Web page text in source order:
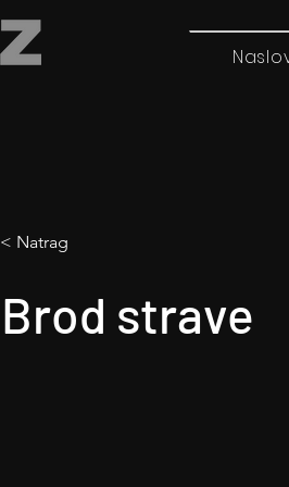
< Natrag
Brod strave